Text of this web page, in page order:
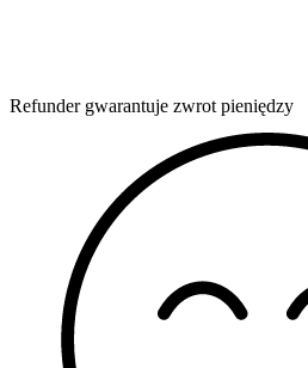
Refunder gwarantuje zwrot pieniędzy